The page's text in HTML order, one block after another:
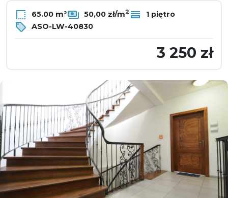
65.00 m² 50,00 zł/m2
1 piętro
ASO-LW-40830
3 250 zł